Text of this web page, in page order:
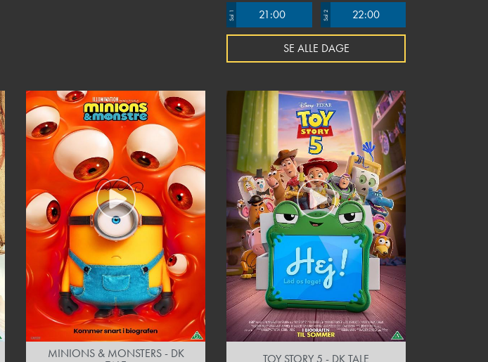
Sal 1 21:00 Sal 2 22:00
SE ALLE DAGE
MINIONS & MONSTERS - DK
TOY STORY 5 - DK TALE